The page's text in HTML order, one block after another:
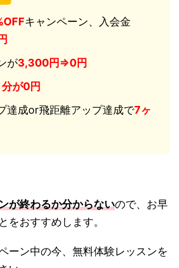
キャンペーン、入会金
が3,300円⇒0円
分が0円
達成or飛距離アップ達成で7ヶ
が終わるか分からないので、お早
をおすすめします。
ーン中の今、無料体験レッスンを